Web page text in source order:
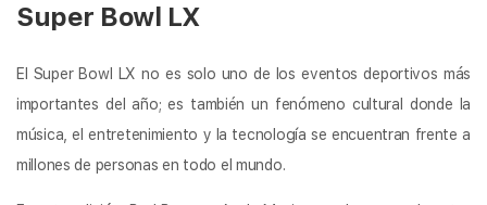
Super Bowl LX
El Super Bowl LX no es solo uno de los eventos deportivos más
importantes del año; es también un fenómeno cultural donde la
música, el entretenimiento y la tecnología se encuentran frente a
millones de personas en todo el mundo.